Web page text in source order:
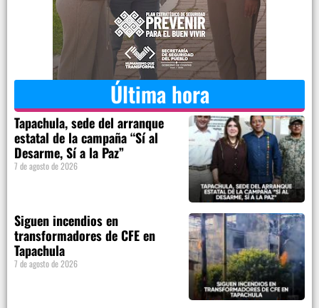
Última hora
Tapachula, sede del arranque
estatal de la campaña “Sí al
Desarme, Sí a la Paz”
7 de agosto de 2026
Siguen incendios en
transformadores de CFE en
Tapachula
7 de agosto de 2026